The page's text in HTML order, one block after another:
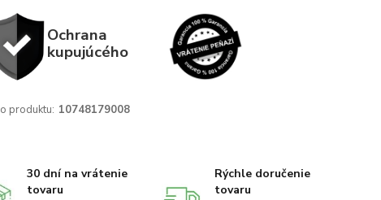
Ochrana
kupujúcého
produktu: 10748179008
30 dní na vrátenie
tovaru
Rýchle doručenie
tovaru